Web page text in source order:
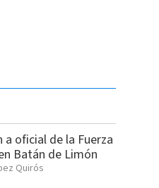
a oficial de la Fuerza
Batán de Limón
Quirós